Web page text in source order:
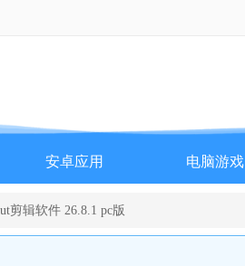
安卓应用 电脑游戏
剪辑软件 26.8.1 pc版